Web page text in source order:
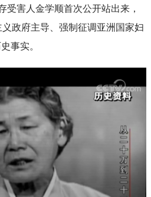
受害人金学顺首次公开站出来，
政府主导、强制征调亚洲国家妇
事实。